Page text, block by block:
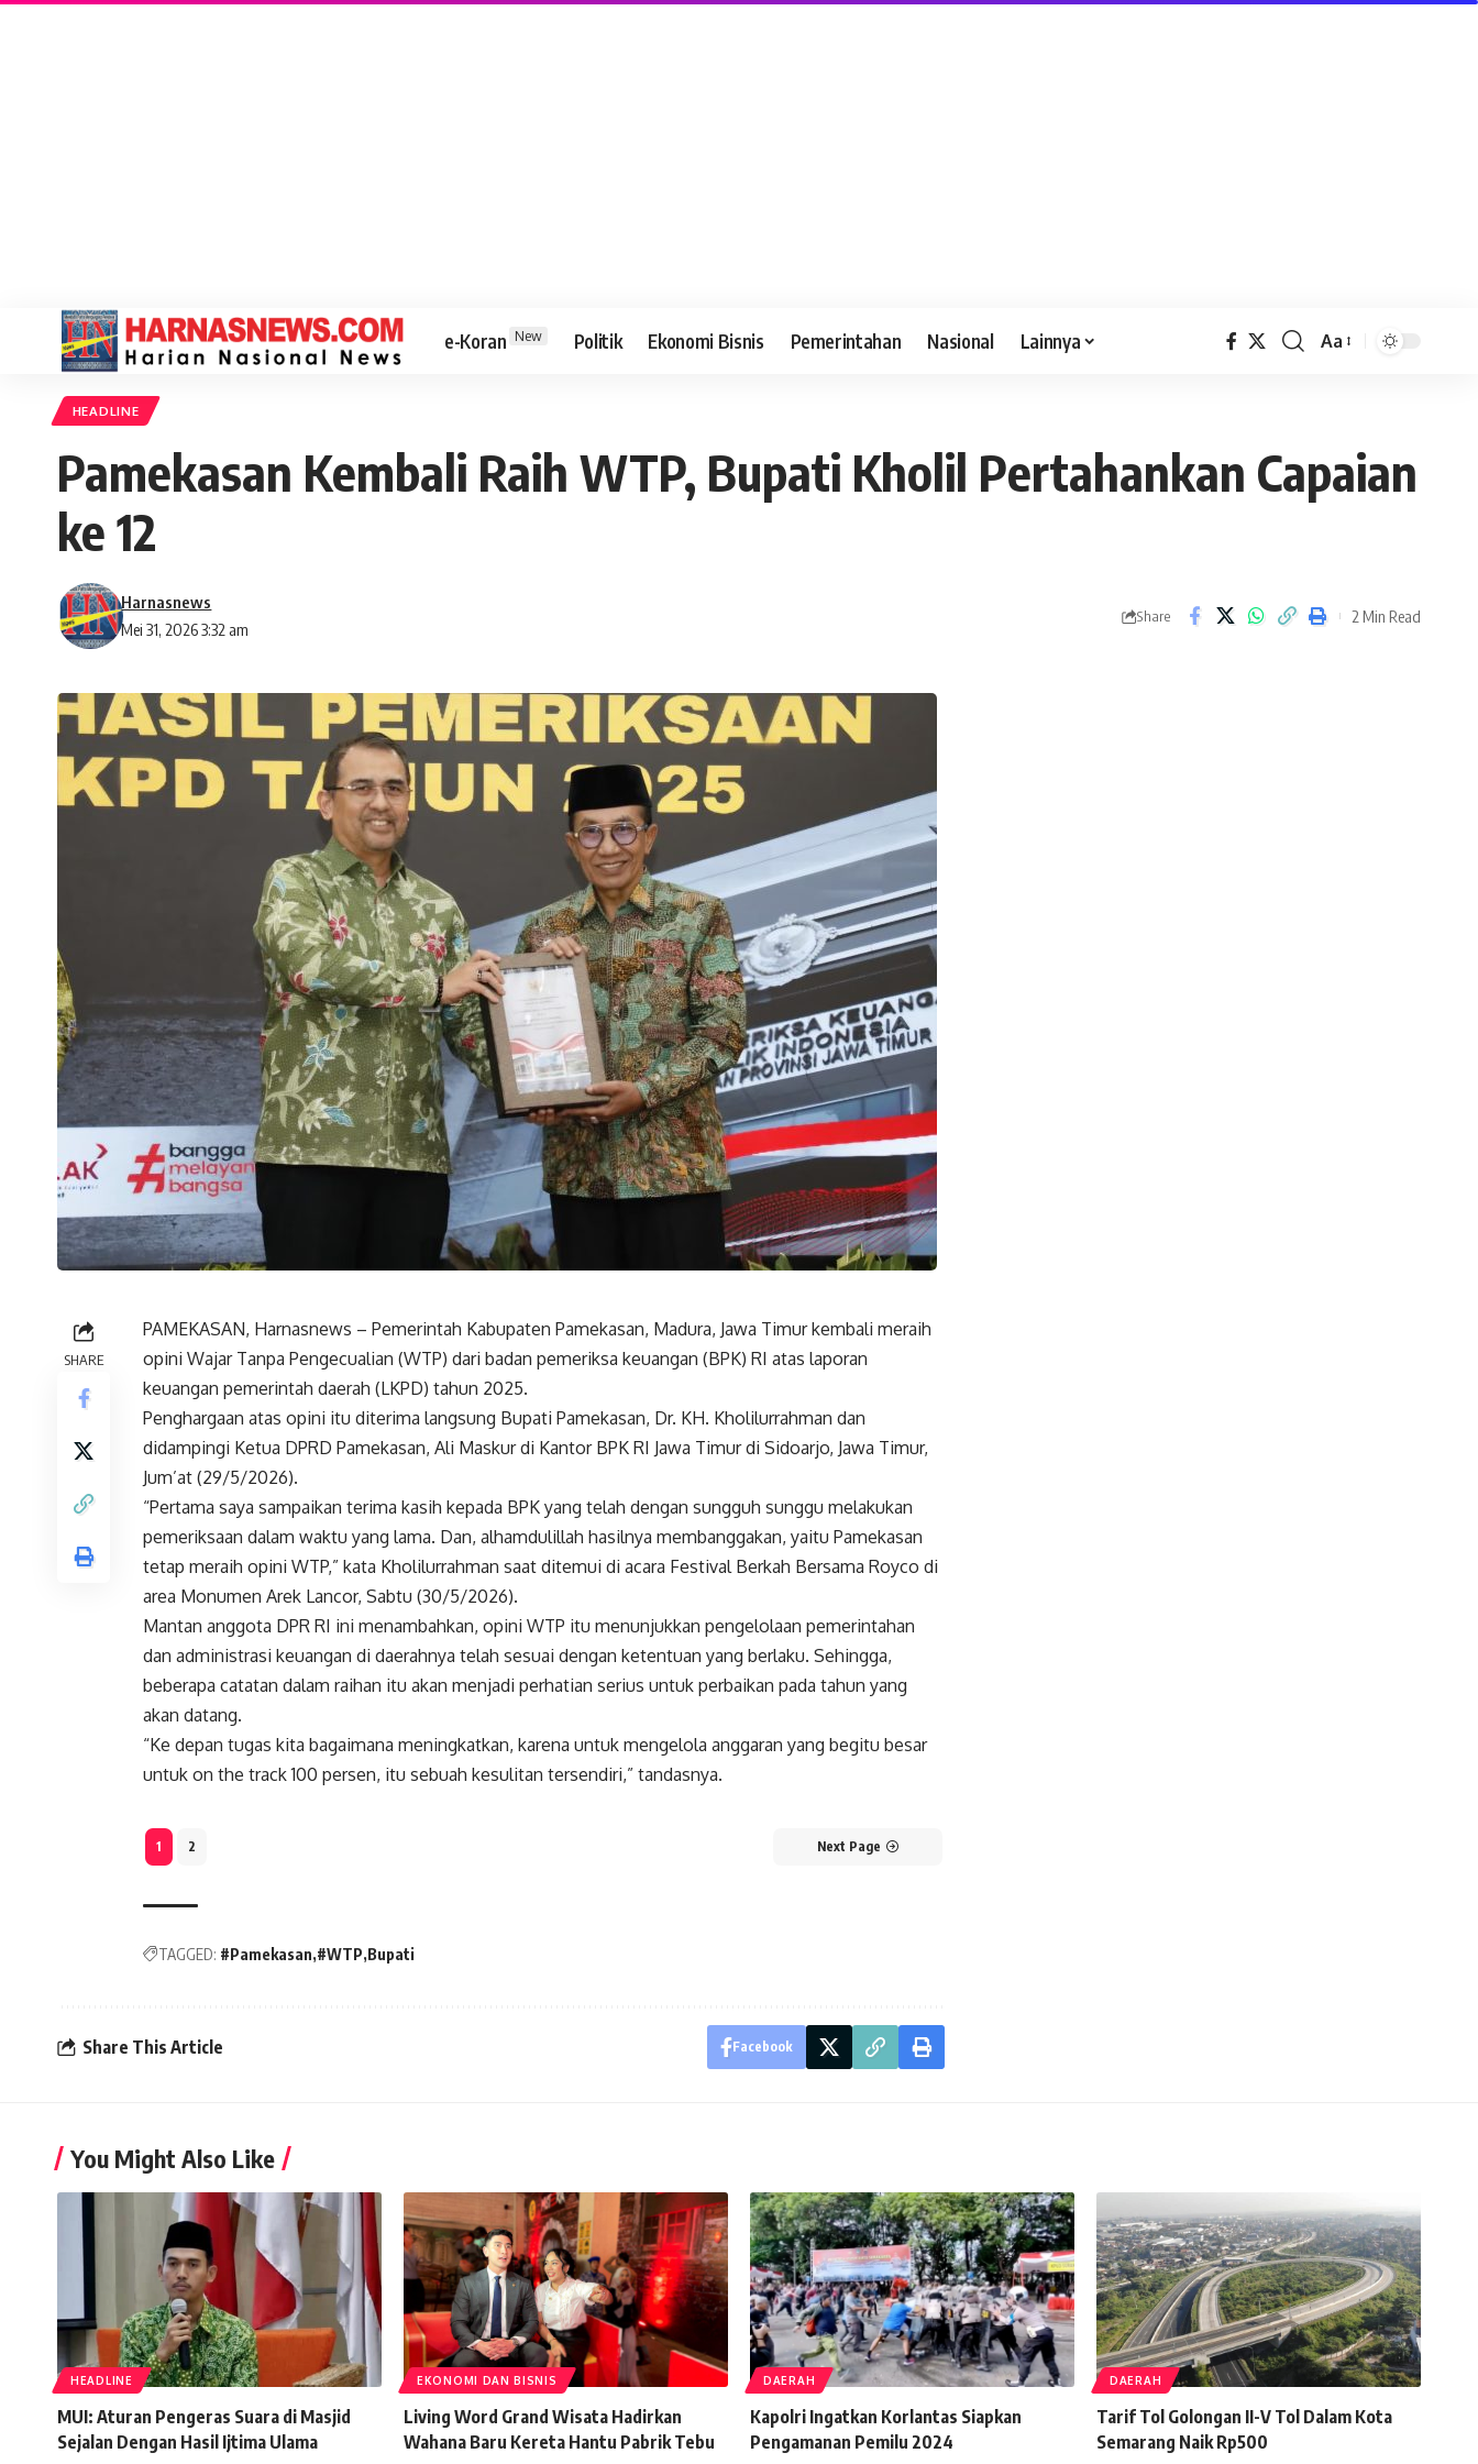
e-Koran New Politik Ekonomi Bisnis Pemerintahan Nasional Lainnya Aa
HEADLINE
Pamekasan Kembali Raih WTP, Bupati Kholil Pertahankan Capaian
ke 12
Mei 31, 2026 3:32 am
Harnasnews
Share 2 Min Read
SHARE
PAMEKASAN, Harnasnews – Pemerintah Kabupaten Pamekasan, Madura, Jawa Timur kembali meraih
opini Wajar Tanpa Pengecualian (WTP) dari badan pemeriksa keuangan (BPK) RI atas laporan
keuangan pemerintah daerah (LKPD) tahun 2025.
Penghargaan atas opini itu diterima langsung Bupati Pamekasan, Dr. KH. Kholilurrahman dan
didampingi Ketua DPRD Pamekasan, Ali Maskur di Kantor BPK RI Jawa Timur di Sidoarjo, Jawa Timur,
Jum’at (29/5/2026).
“Pertama saya sampaikan terima kasih kepada BPK yang telah dengan sungguh sunggu melakukan
pemeriksaan dalam waktu yang lama. Dan, alhamdulillah hasilnya membanggakan, yaitu Pamekasan
tetap meraih opini WTP,” kata Kholilurrahman saat ditemui di acara Festival Berkah Bersama Royco di
area Monumen Arek Lancor, Sabtu (30/5/2026).
Mantan anggota DPR RI ini menambahkan, opini WTP itu menunjukkan pengelolaan pemerintahan
dan administrasi keuangan di daerahnya telah sesuai dengan ketentuan yang berlaku. Sehingga,
beberapa catatan dalam raihan itu akan menjadi perhatian serius untuk perbaikan pada tahun yang
akan datang.
“Ke depan tugas kita bagaimana meningkatkan, karena untuk mengelola anggaran yang begitu besar
untuk on the track 100 persen, itu sebuah kesulitan tersendiri,” tandasnya.
1 2 Next Page
TAGGED: #Pamekasan #WTP Bupati
Share This Article Facebook
You Might Also Like
HEADLINE
MUI: Aturan Pengeras Suara di Masjid
Sejalan Dengan Hasil Ijtima Ulama
EKONOMI DAN BISNIS
Living Word Grand Wisata Hadirkan
Wahana Baru Kereta Hantu Pabrik Tebu
DAERAH
Kapolri Ingatkan Korlantas Siapkan
Pengamanan Pemilu 2024
DAERAH
Tarif Tol Golongan II-V Tol Dalam Kota
Semarang Naik Rp500